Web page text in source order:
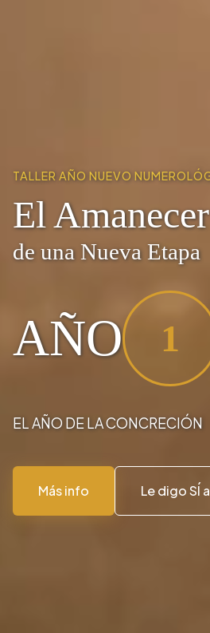
TALLER AÑO NUEVO
El Amanecer
de una Nueva Etapa
AÑO 1
EL AÑO DE LA CONCRECIÓN
Más info Le digo SÍ